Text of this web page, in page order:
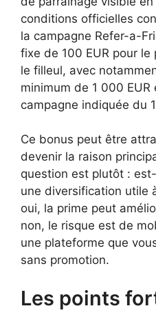
conditions officielles
la campagne Refer-a-
fixe de 100 EUR pour le
le filleul, avec
minimum de 1 000
campagne indiquée du
Ce bonus peut être
devenir la raison
question est plutôt :
une diversification utile
oui, la prime peut
non, le risque est de
une plateforme que
sans promotion.
Les points